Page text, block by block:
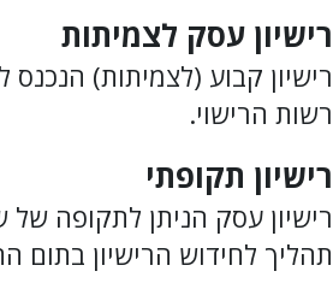
רישיון עסק לצמיתות
רישיון קבוע (לצמיתות)
רשות הרישוי.
רישיון תקופתי
רישיון עסק הניתן לתקופה
תהליך לחידוש הרישיון בתום